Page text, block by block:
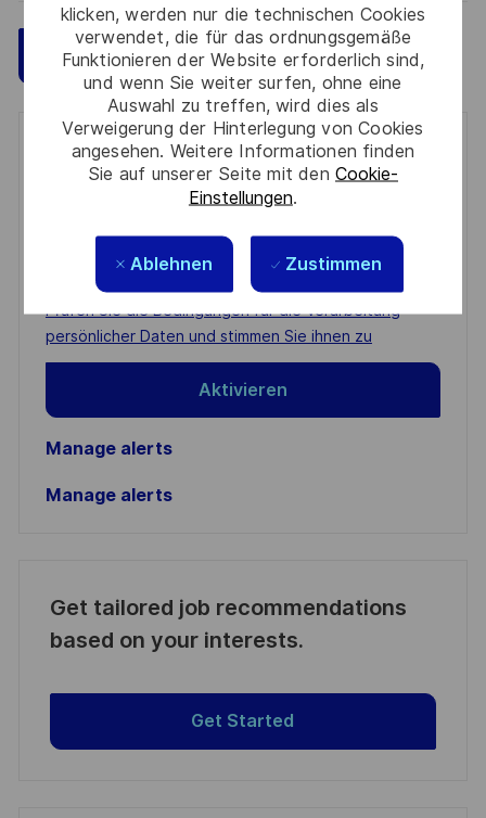
klicken, werden nur die technischen Cookies
verwendet, die für das ordnungsgemäße
Funktionieren der Website erforderlich sind,
und wenn Sie weiter surfen, ohne eine
Auswahl zu treffen, wird dies als
Verweigerung der Hinterlegung von Cookies
angesehen. Weitere Informationen finden
Sie auf unserer Seite mit den Cookie-
Einstellungen.
Ablehnen Zustimmen
Jetzt bewerben Speichern
Get notified for similar jobs
You'll receive updates once a week
(Required)
Prüfen Sie die Bedingungen für die Verarbeitung
persönlicher Daten und stimmen Sie ihnen zu
Aktivieren
Manage alerts
Manage alerts
Get tailored job recommendations
based on your interests.
Get Started